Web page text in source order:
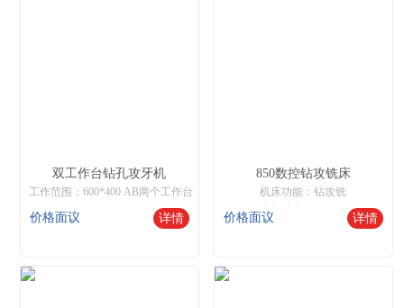
双工作台钻孔攻牙机
工作范围：600*400 AB两个工作台
主轴钻速：0~5000r/min
价格面议 详情
850数控钻攻铣床
机床功能：钻攻铣
电机功率：6.8KW
有效行程：600*500*400
价格面议 详情